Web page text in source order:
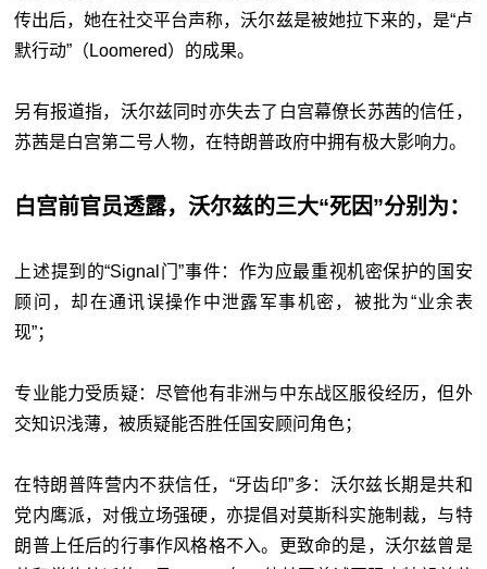
传出后，她在社交平台声称，沃尔兹是被她拉下来的，是“卢
默行动”（Loomered）的成果。
另有报道指，沃尔兹同时亦失去了白宫幕僚长苏茜的信任，
苏茜是白宫第二号人物，在特朗普政府中拥有极大影响力。
白宫前官员透露，沃尔兹的三大“死因”分别为：
上述提到的“Signal门”事件：作为应最重视机密保护的国安
顾问，却在通讯误操作中泄露军事机密，被批为“业余表
现”；
专业能力受质疑：尽管他有非洲与中东战区服役经历，但外
交知识浅薄，被质疑能否胜任国安顾问角色；
在特朗普阵营内不获信任，“牙齿印”多：沃尔兹长期是共和
党内鹰派，对俄立场强硬，亦提倡对莫斯科实施制裁，与特
朗普上任后的行事作风格格不入。更致命的是，沃尔兹曾是